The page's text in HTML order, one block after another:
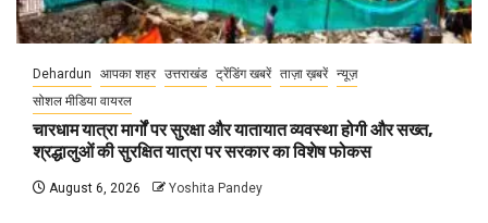
Dehardun आपका शहर उत्तराखंड ट्रेंडिंग खबरें ताज़ा ख़बरें न्यूज़
सोशल मीडिया वायरल
चारधाम यात्रा मार्गों पर सुरक्षा और यातायात व्यवस्था होगी और सख्त,
श्रद्धालुओं की सुरक्षित यात्रा पर सरकार का विशेष फोकस
August 6, 2026 Yoshita Pandey